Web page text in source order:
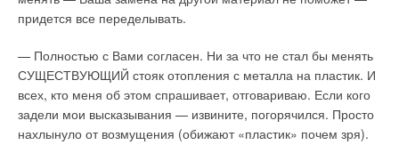
придется все переделывать.
— Полностью с Вами согласен. Ни за что не стал бы менять
СУЩЕСТВУЮЩИЙ стояк отопления с металла на пластик. И
всех, кто меня об этом спрашивает, отговариваю. Если кого
задели мои высказывания — извините, погорячился. Просто
нахлынуло от возмущения (обижают «пластик» почем зря).
использовании функции черчения. Характеристики расчета
могут быть добавлены на чертеж позже.
Диаметры трубопроводов автоматически меняются в
соответствии с изменением воздушного потока. Естественно,
что одновременно обновляется размерный текст. При
желании можно заблокировать размеры трубопроводов и
произвести балансировку системы. Если система не может